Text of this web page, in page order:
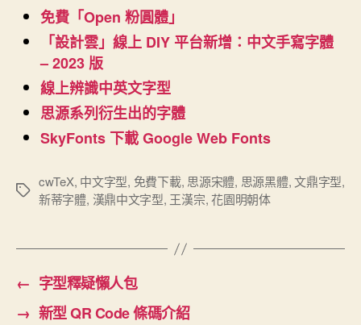
免費「Open 粉圓體」
「設計雲」線上 DIY 平台新增：中文手寫字體
– 2023 版
線上辨識中英文字型
思源系列衍生出的字體
SkyFonts 下載 Google Web Fonts
標
cwTeX, 中文字型, 免費下載, 思源宋體, 思源黑體,文鼎字型,
新蒂字體, 漢鼎中文字型, 王漢宗,花園明朝体
← 字型釋疑懶人包
→ 新型 QR Code 條碼介紹